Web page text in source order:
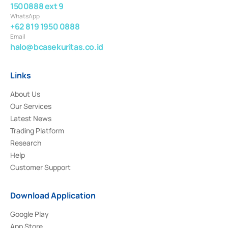
1500888 ext 9
WhatsApp
+62 819 1950 0888
Email
halo@bcasekuritas.co.id
Links
About Us
Our Services
Latest News
Trading Platform
Research
Help
Customer Support
Download Application
Google Play